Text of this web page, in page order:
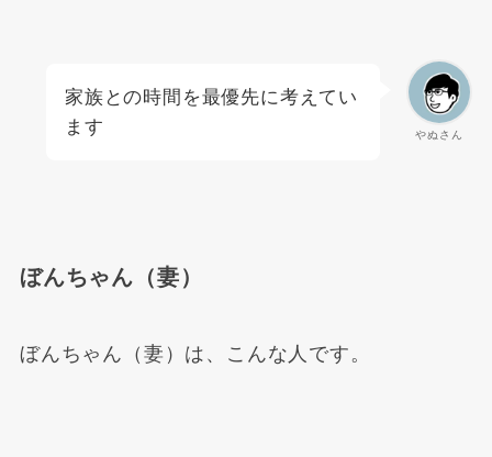
やぬさん
家族との時間を最優先に考えてい
ます
ぼんちゃん（妻）
ぼんちゃん（妻）は、こんな人です。